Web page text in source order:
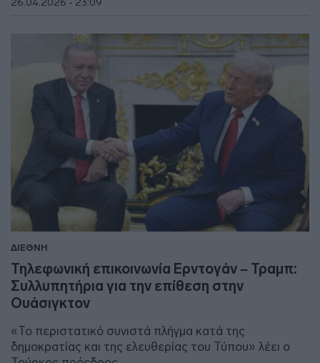
26.04.2026 - 23:09
ΔΙΕΘΝΗ
Τηλεφωνική επικοινωνία Ερντογάν – Τραμπ:
Συλλυπητήρια για την επίθεση στην
Ουάσιγκτον
«Το περιστατικό συνιστά πλήγμα κατά της
δημοκρατίας και της ελευθερίας του Τύπου» λέει ο